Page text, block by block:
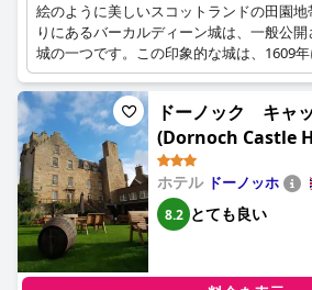
絵のように美しいスコットランドの田園地
りにあるバーカルディーン城は、一般公
城の一つです。この印象的な城は、1609
ン・キャンベルによって建てられ、1897
す。歴史的な内装と雰囲気の客室、伝統的
的な雰囲気、近隣の魅力的なアクティビテ
イヤルステイのための完璧なおとぎ話の舞
です。
ドーノック キャ
(Dornoch Castle
ホテル ドーノッホ
8.2 とても良い